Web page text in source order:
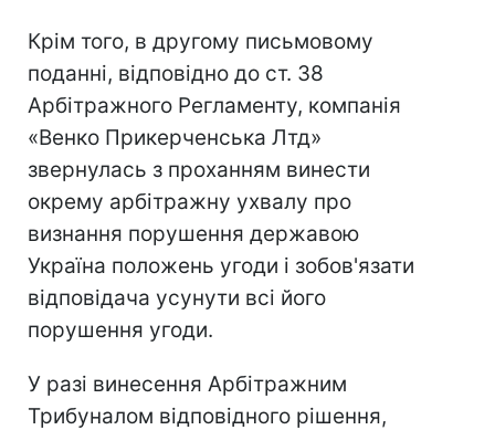
Крім того, в другому письмовому
поданні, відповідно до ст. 38
Арбітражного Регламенту, компанія
«Венко Прикерченська Лтд»
звернулась з проханням винести
окрему арбітражну ухвалу про
визнання порушення державою
Україна положень угоди і зобов'язати
відповідача усунути всі його
порушення угоди.
У разі винесення Арбітражним
Трибуналом відповідного рішення,